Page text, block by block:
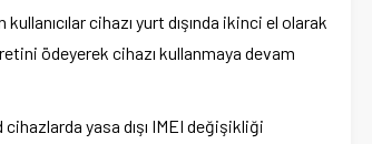
kullanıcılar cihazı yurt dışında ikinci el olarak
ödeyerek cihazı kullanmaya devam
cihazlarda yasa dışı IMEI değişikliği